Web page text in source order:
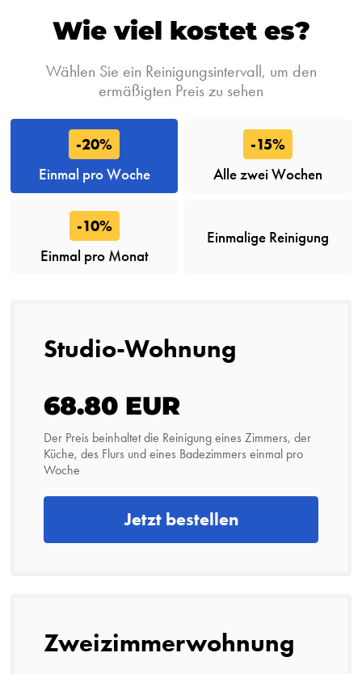
Wie viel kostet es?
Wählen Sie ein Reinigungsintervall, um den
ermäßigten Preis zu sehen
-20%
Einmal pro Woche
-15%
Alle zwei Wochen
-10%
Einmal pro Monat
Einmalige Reinigung
Studio-Wohnung
68.80 EUR
Der Preis beinhaltet die Reinigung eines Zimmers, der
Küche, des Flurs und eines Badezimmers einmal pro
Woche
Jetzt bestellen
Zweizimmerwohnung